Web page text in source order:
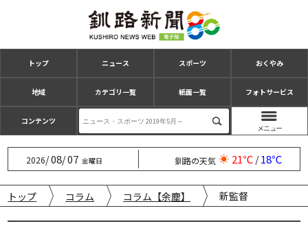
トップ ニュース スポーツ おくやみ
地域 カテゴリ一覧 紙面一覧 フォトサービス
コンテンツ
2026/08/07 金曜日 釧路の天気 21℃/18℃
トップ コラム コラム【余塵】 新監督